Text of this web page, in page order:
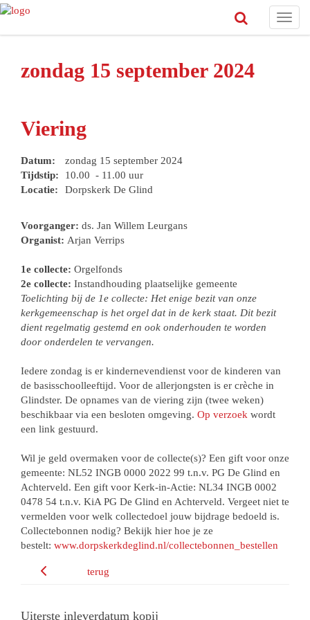
zondag 15 september 2024
Viering
Datum:
zondag 15 september 2024
Tijdstip:
10.00 - 11.00 uur
Locatie:
Dorpskerk De Glind
Voorganger: ds. Jan Willem Leurgans
Organist: Arjan Verrips
1e collecte: Orgelfonds
2e collecte: Instandhouding plaatselijke gemeente
Toelichting bij de 1e collecte: Het enige bezit van onze
kerkgemeenschap is het orgel dat in de kerk staat. Dit bezit
dient regelmatig gestemd en ook onderhouden te worden
door onderdelen te vervangen.
Iedere zondag is er kindernevendienst voor de kinderen van
de basisschoolleeftijd. Voor de allerjongsten is er crèche in
Glindster. De opnames van de viering zijn (twee weken)
beschikbaar via een besloten omgeving. Op verzoek wordt
een link gestuurd.
Wil je geld overmaken voor de collecte(s)? Een gift voor onze
gemeente: NL52 INGB 0000 2022 99 t.n.v. PG De Glind en
Achterveld. Een gift voor Kerk-in-Actie: NL34 INGB 0002
0478 54 t.n.v. KiA PG De Glind en Achterveld. Vergeet niet te
vermelden voor welk collectedoel jouw bijdrage bedoeld is.
Collectebonnen nodig? Bekijk hier hoe je ze
bestelt: www.dorpskerkdeglind.nl/collectebonnen_bestellen
terug
Uiterste inleverdatum kopij